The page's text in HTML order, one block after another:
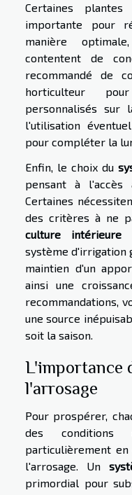
Certaines
importante pour
manière
contentent de
recommandé de
horticulteur
personnalisés sur
l'utilisation
pour compléter la
Enfin, le choix du
pensant à l'accès
Certaines
des critères à ne
culture intérieure
système d'irrigation
maintien d'un
ainsi une
recommandations,
une source
soit la saison.
L'importance
l'arrosage
Pour prospérer,
des conditions
particulièrement
l'arrosage. Un
primordial pour